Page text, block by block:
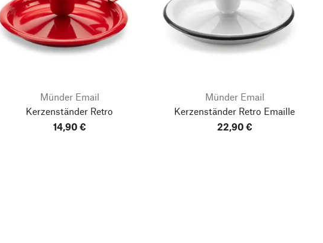
Münder Email
Kerzenständer Retro
14,90 €
Münder Email
Kerzenständer Retro Emaille
22,90 €